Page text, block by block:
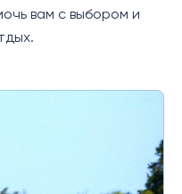
вам с выбором и